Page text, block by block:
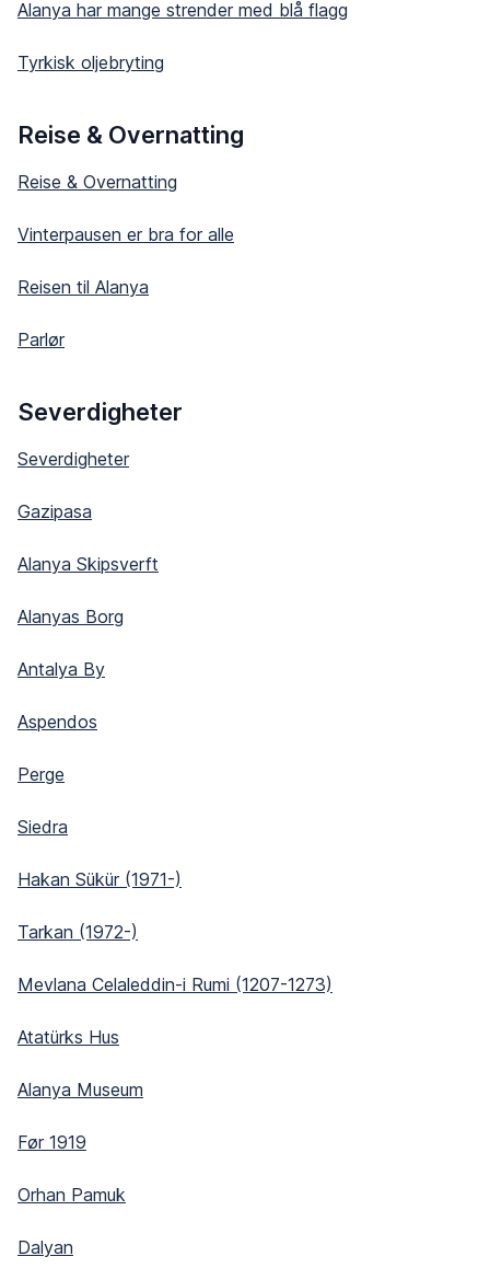
Alanya har mange strender med blå flagg
Tyrkisk oljebryting
Reise & Overnatting
Reise & Overnatting
Vinterpausen er bra for alle
Reisen til Alanya
Parlør
Severdigheter
Severdigheter
Gazipasa
Alanya Skipsverft
Alanyas Borg
Antalya By
Aspendos
Perge
Siedra
Hakan Sükür (1971-)
Tarkan (1972-)
Mevlana Celaleddin-i Rumi (1207-1273)
Atatürks Hus
Alanya Museum
Før 1919
Orhan Pamuk
Dalyan